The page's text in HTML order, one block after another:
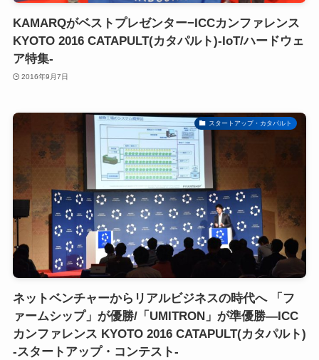
KAMARQがベストプレゼンター−ICCカンファレンス
KYOTO 2016 CATAPULT(カタパルト)-IoT/ハードウェ
ア特集-
2016年9月7日
スタートアップ・カタパルト
ネットベンチャーからリアルビジネスの時代へ 「フ
ァームシップ」が優勝/「UMITRON」が準優勝―ICC
カンファレンス KYOTO 2016 CATAPULT(カタパルト)
-スタートアップ・コンテスト-